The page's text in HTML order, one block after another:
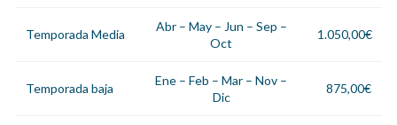
Temporada Media
Abr – May – Jun – Sep –
Oct
1.050,00€
Temporada baja
Ene – Feb – Mar – Nov –
Dic
875,00€